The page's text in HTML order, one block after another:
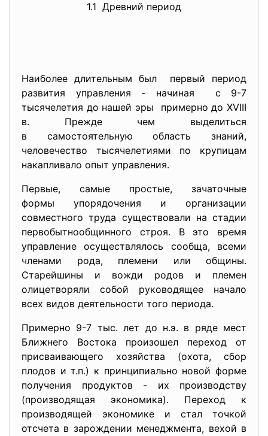
1.1 Древний период
Наиболее длительным был первый период
развития управления - начиная с 9-7
тысячелетия до нашей эры примерно до XVIII
в. Прежде чем выделиться
в самостоятельную область знаний,
человечество тысячелетиями по крупицам
накапливало опыт управления.
Первые, самые простые, зачаточные
формы упорядочения и организации
совместного труда существовали на стадии
первобытнообщинного строя. В это время
управление осуществлялось сообща, всеми
членами рода, племени или общины.
Старейшины и вожди родов и племен
олицетворяли собой руководящее начало
всех видов деятельности того периода.
Примерно 9-7 тыс. лет до н.э. в ряде мест
Ближнего Востока произошел переход от
присваивающего хозяйства (охота, сбор
плодов и т.п.) к принципиально новой форме
получения продуктов - их производству
(производящая экономика). Переход к
производящей экономике и стал точкой
отсчета в зарождении менеджмента, вехой в